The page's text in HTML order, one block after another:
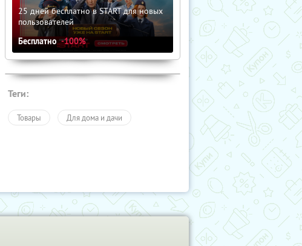
25 дней бесплатно в START для новых
пользователей
Бесплатно -100%
Теги:
Товары Для дома и дачи